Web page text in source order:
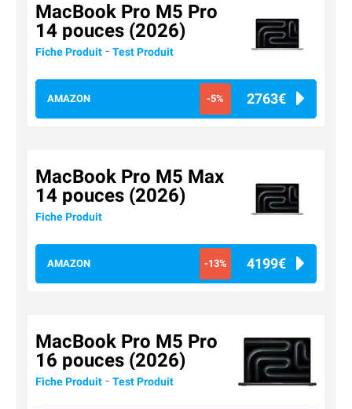
MacBook Pro M5 Pro
14 pouces (2026)
Fiche Produit - Test Produit
AMAZON -5% 2763€
MacBook Pro M5 Max
14 pouces (2026)
Fiche Produit
AMAZON -13% 4199€
MacBook Pro M5 Pro
16 pouces (2026)
Fiche Produit - Test Produit